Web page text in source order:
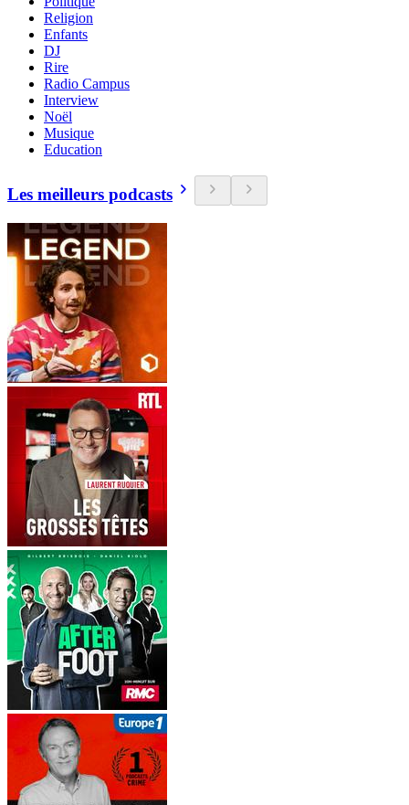
Religion
Enfants
DJ
Rire
Radio Campus
Interview
Noël
Musique
Education
Les meilleurs podcasts